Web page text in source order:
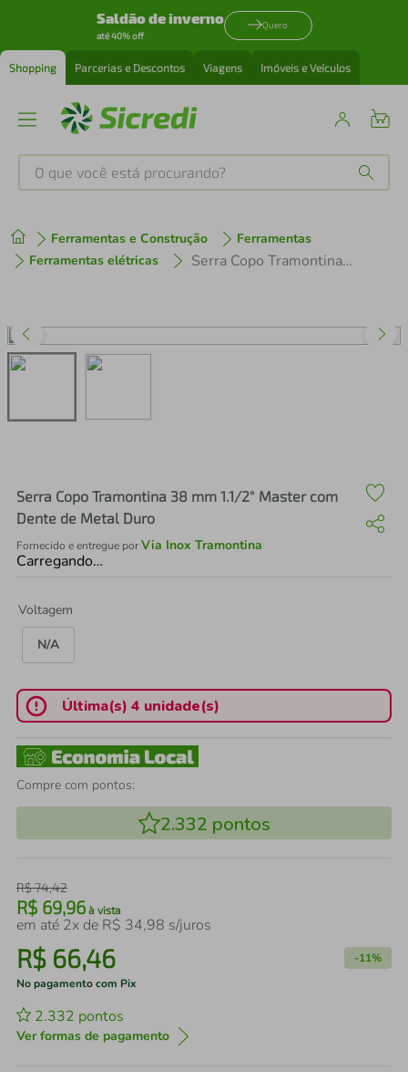
Saldão de inverno
até 40% off
Quero
Shopping Parcerias e Descontos Viagens Imóveis e Veículos
O que você está procurando?
Ferramentas e Construção
Ferramentas
Ferramentas elétricas
Serra Copo Tramontina 38 mm 1.1/2" Master com Dente de Metal Duro
Serra Copo Tramontina 38 mm 1.1/2" Master com
Dente de Metal Duro
Fornecido e entregue porVia Inox Tramontina
Carregando…
Voltagem
N/A
Última(s) 4 unidade(s)
Compre com pontos:
2.332 pontos
R$74,42
R$ 69,96 à vista
em até 2x de R$ 34,98 s/juros
R$ 66,46 -11%
No pagamento com Pix
2.332 pontos
Ver formas de pagamento
1º tenis
3º perfume